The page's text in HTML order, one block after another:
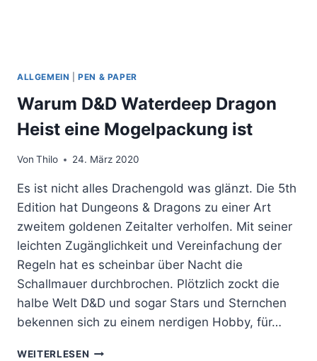
ALLGEMEIN |PEN & PAPER
Warum D&D Waterdeep Dragon
Heist eine Mogelpackung ist
Von Thilo 24. März 2020
Es ist nicht alles Drachengold was glänzt. Die 5th
Edition hat Dungeons & Dragons zu einer Art
zweitem goldenen Zeitalter verholfen. Mit seiner
leichten Zugänglichkeit und Vereinfachung der
Regeln hat es scheinbar über Nacht die
Schallmauer durchbrochen. Plötzlich zockt die
halbe Welt D&D und sogar Stars und Sternchen
bekennen sich zu einem nerdigen Hobby, für…
WEITERLESEN WARUM